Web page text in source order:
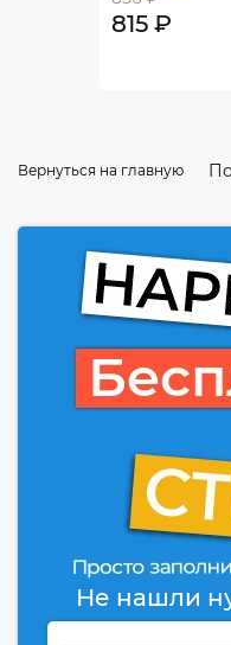
815 ₽
Вернуться на главную
Не нашли